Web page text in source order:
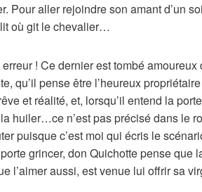
. Pour aller rejoindre son amant d’un
où git le chevalier…
! Ce dernier est tombé amoureux
, qu’il pense être l’heureux propriétaire
et réalité, et, lorsqu’il entend la
huiler…ce n’est pas précisé dans le
puisque c’est moi qui écris le
grincer, don Quichottepense que
l’aimer aussi, est venue lui offrir sa